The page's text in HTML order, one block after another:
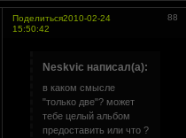
Поделиться 88
2010-02-24
15:50:42
Neskvic написал(а):
в каком смысле
"только две"? может
тебе целый альбом
предоставить или что ?